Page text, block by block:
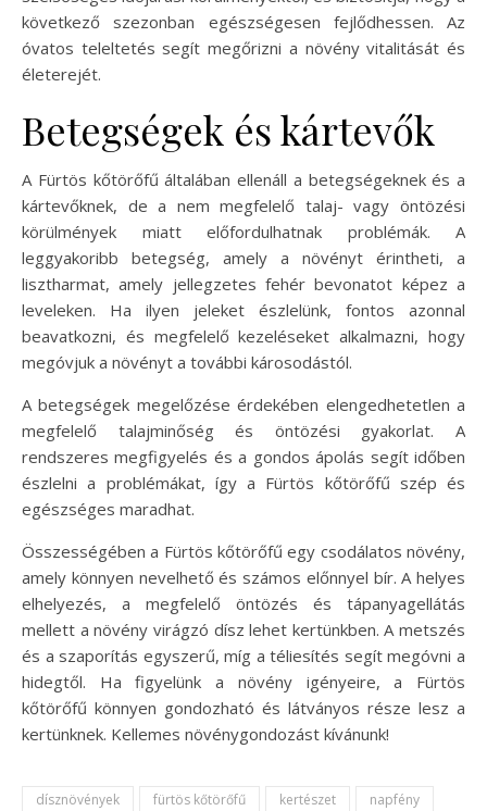
következő szezonban egészségesen fejlődhessen. Az
óvatos teleltetés segít megőrizni a növény vitalitását és
életerejét.
Betegségek és kártevők
A Fürtös kőtörőfű általában ellenáll a betegségeknek és a
kártevőknek, de a nem megfelelő talaj- vagy öntözési
körülmények miatt előfordulhatnak problémák. A
leggyakoribb betegség, amely a növényt érintheti, a
lisztharmat, amely jellegzetes fehér bevonatot képez a
leveleken. Ha ilyen jeleket észlelünk, fontos azonnal
beavatkozni, és megfelelő kezeléseket alkalmazni, hogy
megóvjuk a növényt a további károsodástól.
A betegségek megelőzése érdekében elengedhetetlen a
megfelelő talajminőség és öntözési gyakorlat. A
rendszeres megfigyelés és a gondos ápolás segít időben
észlelni a problémákat, így a Fürtös kőtörőfű szép és
egészséges maradhat.
Összességében a Fürtös kőtörőfű egy csodálatos növény,
amely könnyen nevelhető és számos előnnyel bír. A helyes
elhelyezés, a megfelelő öntözés és tápanyagellátás
mellett a növény virágzó dísz lehet kertünkben. A metszés
és a szaporítás egyszerű, míg a téliesítés segít megóvni a
hidegtől. Ha figyelünk a növény igényeire, a Fürtös
kőtörőfű könnyen gondozható és látványos része lesz a
kertünknek. Kellemes növénygondozást kívánunk!
dísznövények fürtös kőtörőfű kertészet napfény